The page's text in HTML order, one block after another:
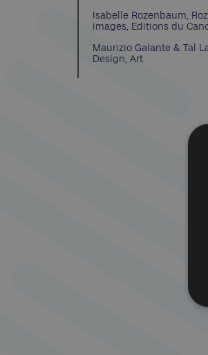
Isabelle Rozenbaum,
images, Editions du
Maurizio Galante & Tal
Design, Art